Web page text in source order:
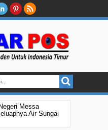
Negeri Messa
Air Sungai